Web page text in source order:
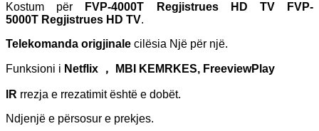
Kostum për FVP-4000T Regjistrues HD TV
FVP-
5000T Regjistrues HD TV.
Telekomanda origjinale cilësia Një për një.
Funksioni i Netflix ， MBI KEMRKES, FreeviewPlay
IR rrezja e rrezatimit është e dobët.
Ndjenjë e përsosur e prekjes.